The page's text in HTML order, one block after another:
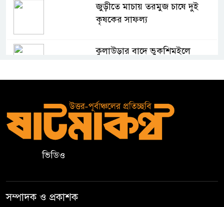
জুড়ীতে মাচায় তরমুজ চাষে দুই
কৃষকের সাফল্য
কুলাউড়ার বাদে ভুকশিমইলে
মাদ্রাসা শিক্ষা বোর্ডের নতুন লোগো
ব্যবহারের নির্দেশনা
ভিডিও
সম্পাদক ও প্রকাশক